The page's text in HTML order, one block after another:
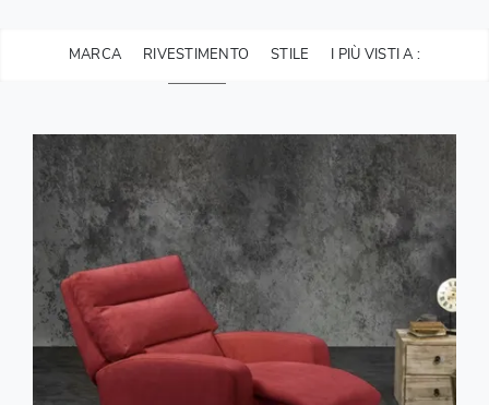
MARCA RIVESTIMENTO STILE I PIÙ VISTI A :